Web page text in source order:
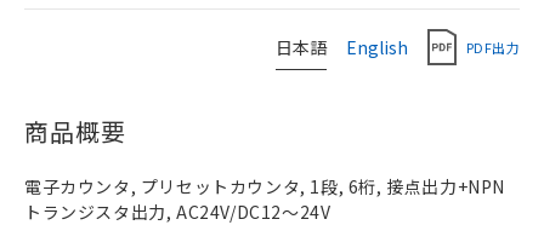
日本語 English PDF出力
商品概要
電子カウンタ, プリセットカウンタ, 1段, 6桁, 接点出力+NPN
トランジスタ出力, AC24V/DC12～24V